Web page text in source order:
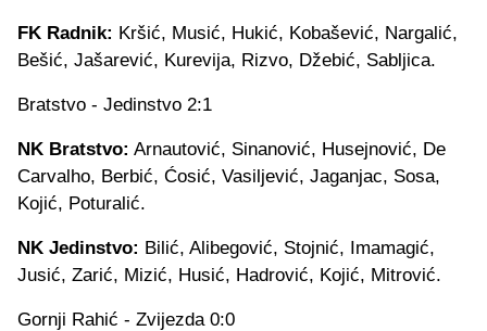
FK Radnik: Kršić, Musić, Hukić, Kobašević, Nargalić,
Bešić, Jašarević, Kurevija, Rizvo, Džebić, Sabljica.
Bratstvo - Jedinstvo 2:1
NK Bratstvo: Arnautović, Sinanović, Husejnović, De
Carvalho, Berbić, Ćosić, Vasiljević, Jaganjac, Sosa,
Kojić, Poturalić.
NK Jedinstvo: Bilić, Alibegović, Stojnić, Imamagić,
Jusić, Zarić, Mizić, Husić, Hadrović, Kojić, Mitrović.
Gornji Rahić - Zvijezda 0:0